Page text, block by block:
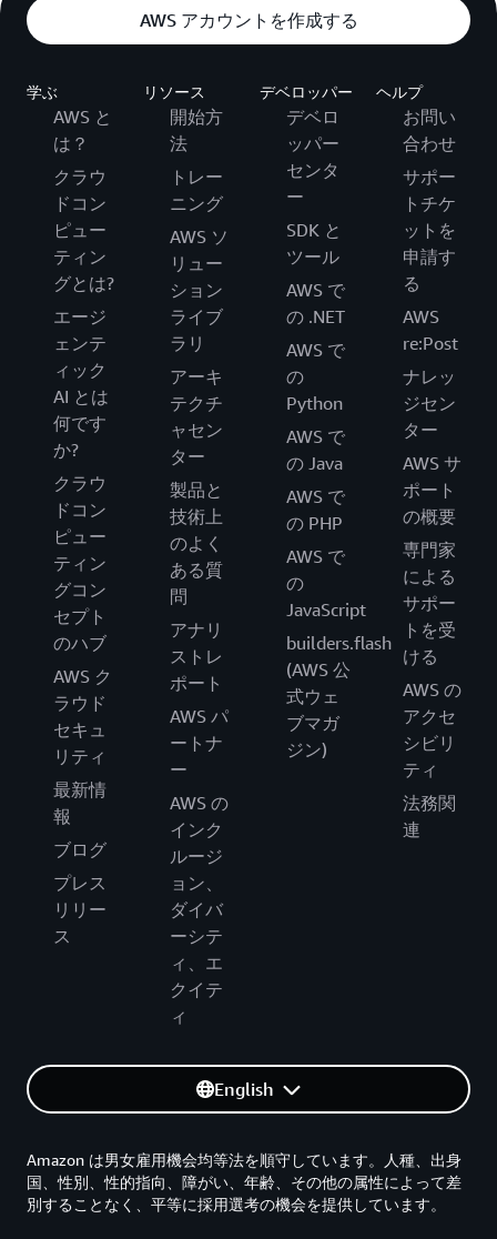
AWS アカウントを作成する
学ぶ
AWS と
は？
クラウ
ドコン
ピュー
ティン
グとは?
エージ
ェンテ
ィック
AI とは
何です
か?
クラウ
ドコン
ピュー
ティン
グコン
セプト
のハブ
AWS ク
ラウド
セキュ
リティ
最新情
報
ブログ
プレス
リリー
ス
リソース
開始方
法
トレー
ニング
AWS ソ
リュー
ション
ライブ
ラリ
アーキ
テクチ
ャセン
ター
製品と
技術上
のよく
ある質
問
アナリ
ストレ
ポート
AWS パ
ートナ
ー
AWS の
インク
ルージ
ョン、
ダイバ
ーシテ
ィ、エ
クイテ
ィ
デベロッパー
デベロ
ッパー
センタ
ー
SDK と
ツール
AWS で
の .NET
AWS で
の
Python
AWS で
の Java
AWS で
の PHP
AWS で
の
JavaScript
builders.flash
(AWS 公
式ウェ
ブマガ
ジン)
ヘルプ
お問い
合わせ
サポー
トチケ
ットを
申請す
る
AWS
re:Post
ナレッ
ジセン
ター
AWS サ
ポート
の概要
専門家
による
サポー
トを受
ける
AWS の
アクセ
シビリ
ティ
法務関
連
English
Amazon は男女雇用機会均等法を順守しています。人種、出身
国、性別、性的指向、障がい、年齢、その他の属性によって差
別することなく、平等に採用選考の機会を提供しています。